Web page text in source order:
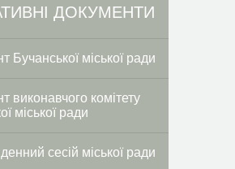
ДОКУМЕНТИ
Бучанської міської ради
виконавчого комітету
міської ради
сесій міської ради